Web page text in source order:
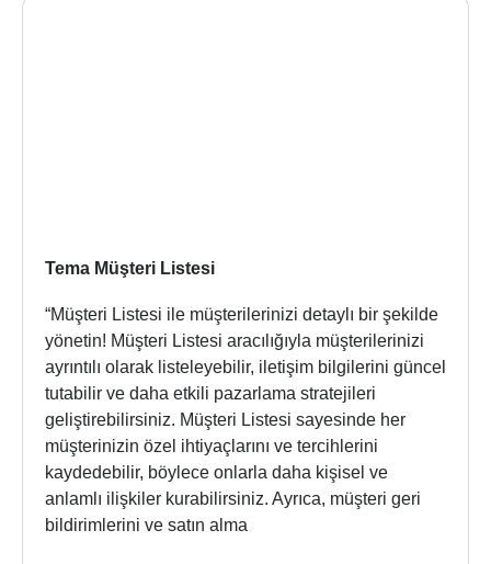
Tema Müşteri Listesi
“Müşteri Listesi ile müşterilerinizi detaylı bir şekilde
yönetin! Müşteri Listesi aracılığıyla müşterilerinizi
ayrıntılı olarak listeleyebilir, iletişim bilgilerini güncel
tutabilir ve daha etkili pazarlama stratejileri
geliştirebilirsiniz. Müşteri Listesi sayesinde her
müşterinizin özel ihtiyaçlarını ve tercihlerini
kaydedebilir, böylece onlarla daha kişisel ve
anlamlı ilişkiler kurabilirsiniz. Ayrıca, müşteri geri
bildirimlerini ve satın alma